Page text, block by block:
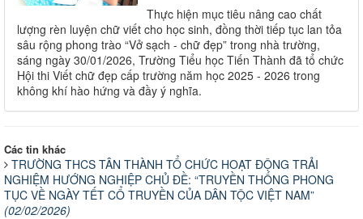
Thực hiện mục tiêu nâng cao chất
lượng rèn luyện chữ viết cho học sinh, đồng thời tiếp tục lan tỏa
sâu rộng phong trào “Vở sạch - chữ đẹp” trong nhà trường,
sáng ngày 30/01/2026, Trường Tiểu học Tiến Thành đã tổ chức
Hội thi Viết chữ đẹp cấp trường năm học 2025 - 2026 trong
không khí hào hứng và đầy ý nghĩa.
Các tin khác
TRƯỜNG THCS TÂN THÀNH TỔ CHỨC HOẠT ĐỘNG TRẢI
NGHIỆM HƯỚNG NGHIỆP CHỦ ĐỀ: “TRUYỀN THỐNG PHONG
TỤC VỀ NGÀY TẾT CỔ TRUYỀN CỦA DÂN TỘC VIỆT NAM”
(02/02/2026)